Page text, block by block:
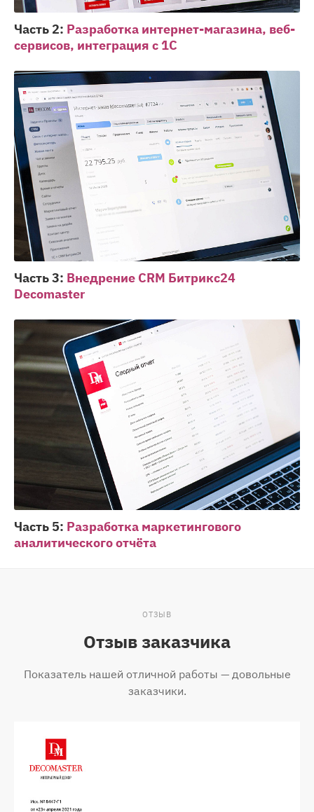
Часть 2: Разработка интернет-магазина, веб-
сервисов, интеграция с 1С
Часть 3: Внедрение CRM Битрикс24
Decomaster
Часть 5: Разработка маркетингового
аналитического отчёта
ОТЗЫВ
Отзыв заказчика
Показатель нашей отличной работы — довольные
заказчики.